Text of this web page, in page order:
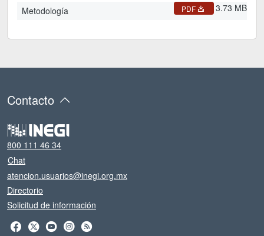
Metodología PDF 3.73 MB
Contacto
800 111 46 34
Chat
atencion.usuarios@inegi.org.mx
Directorio
Solicitud de información